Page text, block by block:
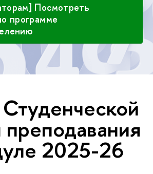
Посмотреть
программе
2025-26